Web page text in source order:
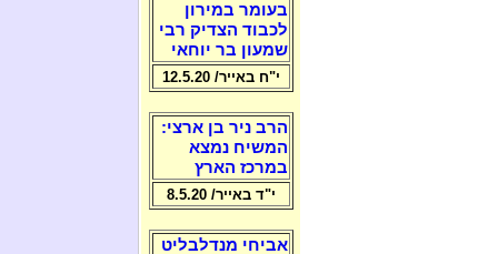
בעומר במירון
לכבוד הצדיק רבי
שמעון בר יוחאי
י"ח באייר/ 12.5.20
הרב ניר בן ארצי:
המשיח נמצא
במרכז הארץ
י"ד באייר/ 8.5.20
אביחי מנדלבליט